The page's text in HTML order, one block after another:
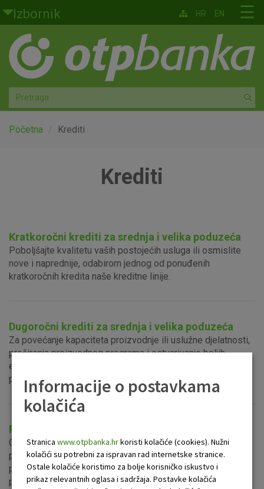
Skoči na glavni sadržaj
Izbornik
Građani
Privatno bankarstvo
Agro
Mala poduzeća i obrtnici
O nama
☰
HR EN
Početna Krediti
Krediti
Kratkoročni krediti za srednja i velika poduzeća
Poboljšajte kvalitetu vaših postojećih usluga ili osmislite
nove i naprednije, odabirom jednog od ponuđenih
kratkoročnih kredita naše kreditne linije.
Dugoročni krediti za srednja i velika poduzeća
Za povećanje kapaciteta proizvodnje ili uslužne djelatnosti,
proširenja proizvodnog programa i ostvarivanje boljih
ekonomsko-financijskih efekata za vas smo osmislili liniju
povoljnih dugoročnih kredita.
Projektno financiranje
OTP Grupa uključena je u nekoliko prestižnih poslova
projektnog financiranja u središnjoj i istočnoj Europi, s
posebnim naglaskom na projektno financiranje i akvizicije u
području nekretnina, infrastrukture, nafte i plina.
Informacije o postavkama
kolačića
Stranica www.otpbanka.hrkoristi kolačiće (cookies). Nužni
kolačići su potrebni za ispravan rad internetske stranice.
Ostale kolačiće koristimo za bolje korisničko iskustvo i
prikaz relevantnih oglasa i sadržaja. Postavke kolačića